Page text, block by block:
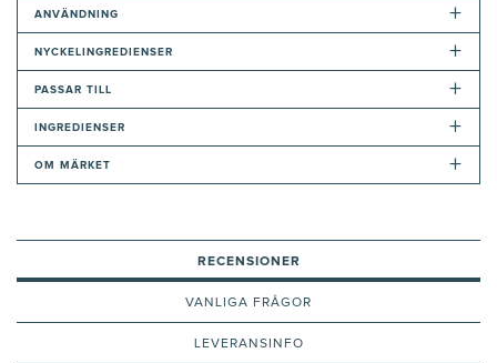
ANVÄNDNING +
NYCKELINGREDIENSER +
PASSAR TILL +
INGREDIENSER +
OM MÄRKET +
RECENSIONER
VANLIGA FRÅGOR
LEVERANSINFO